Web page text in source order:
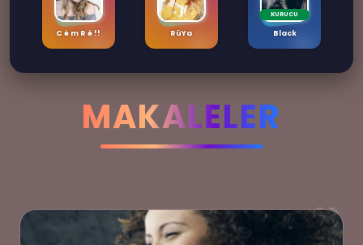
💙
💖
C é m R é !! RüYa
KURUCU
Black
MAKALELER